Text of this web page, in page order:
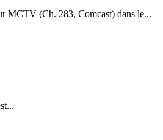
MCTV (Ch. 283, Comcast) dans le...